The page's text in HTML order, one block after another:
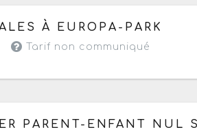
samedi 22 août 2026 de 09h à
À EUROPA-PARK
Tarif non communiqué
mercredi 19 août 2026
à partir
PARENT-ENFANT NUL